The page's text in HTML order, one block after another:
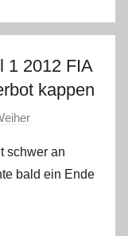
1 2012 FIA
kappen
schwer an
bald ein Ende